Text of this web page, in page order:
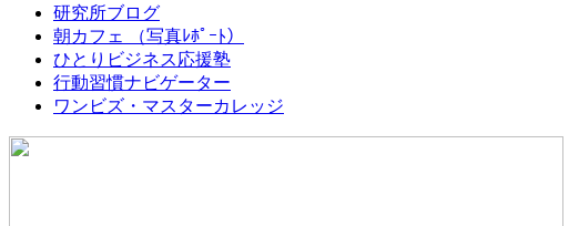
研究所ブログ
朝カフェ （写真ﾚﾎﾟｰﾄ）
ひとりビジネス応援塾
行動習慣ナビゲーター
ワンビズ・マスターカレッジ